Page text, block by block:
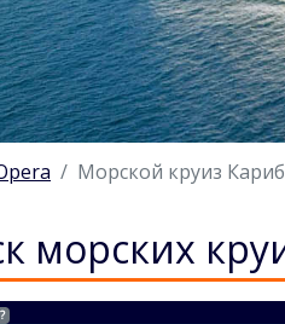
Морской круиз
морских
?